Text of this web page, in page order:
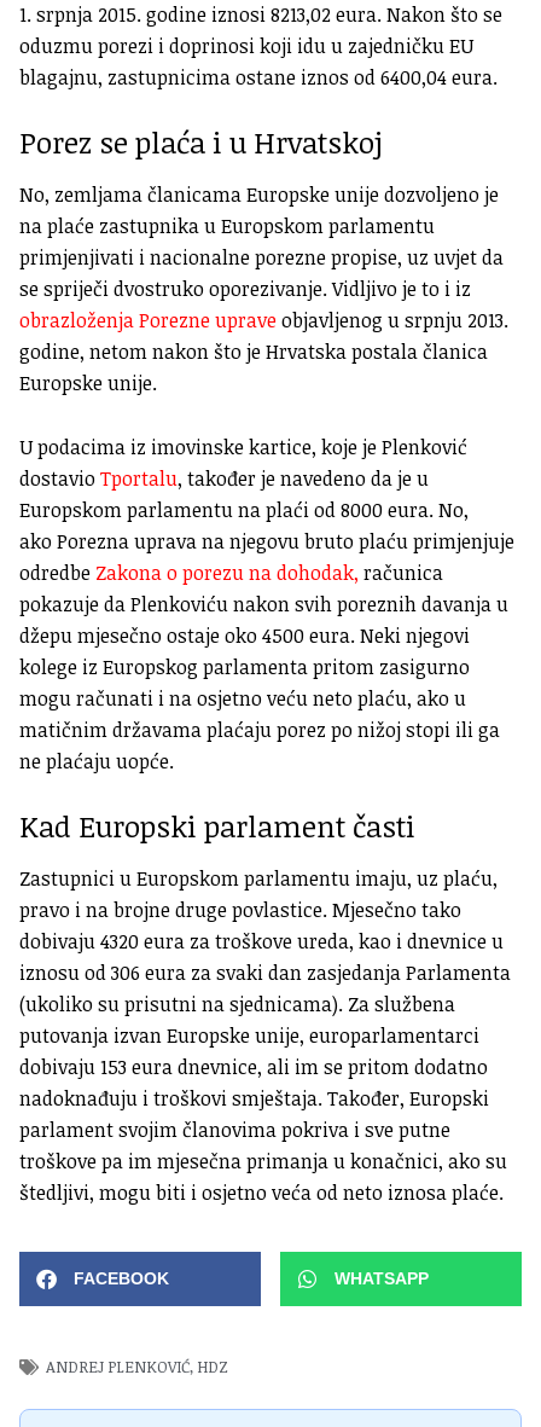
1. srpnja 2015. godine iznosi 8213,02 eura. Nakon što se
oduzmu porezi i doprinosi koji idu u zajedničku EU
blagajnu, zastupnicima ostane iznos od 6400,04 eura.
Porez se plaća i u Hrvatskoj
No, zemljama članicama Europske unije dozvoljeno je
na plaće zastupnika u Europskom parlamentu
primjenjivati i nacionalne porezne propise, uz uvjet da
se spriječi dvostruko oporezivanje. Vidljivo je to i iz
obrazloženja Porezne upraveobjavljenog u srpnju 2013.
godine, netom nakon što je Hrvatska postala članica
Europske unije.
U podacima iz imovinske kartice, koje je Plenković
dostavioTportalu, također je navedeno da je u
Europskom parlamentu na plaći od 8000 eura. No,
ako Porezna uprava na njegovu bruto plaću primjenjuje
odredbe Zakona o porezu na dohodak, računica
pokazuje da Plenkoviću nakon svih poreznih davanja u
džepu mjesečno ostaje oko 4500 eura. Neki njegovi
kolege iz Europskog parlamenta pritom zasigurno
mogu računati i na osjetno veću neto plaću, ako u
matičnim državama plaćaju porez po nižoj stopi ili ga
ne plaćaju uopće.
Kad Europski parlament časti
Zastupnici u Europskom parlamentu imaju, uz plaću,
pravo i na brojne druge povlastice. Mjesečno tako
dobivaju 4320 eura za troškove ureda, kao i dnevnice u
iznosu od 306 eura za svaki dan zasjedanja Parlamenta
(ukoliko su prisutni na sjednicama). Za službena
putovanja izvan Europske unije, europarlamentarci
dobivaju 153 eura dnevnice, ali im se pritom dodatno
nadoknađuju i troškovi smještaja. Također, Europski
parlament svojim članovima pokriva i sve putne
troškove pa im mjesečna primanja u konačnici, ako su
štedljivi, mogu biti i osjetno veća od neto iznosa plaće.
FACEBOOK WHATSAPP
ANDREJ PLENKOVIĆ, HDZ